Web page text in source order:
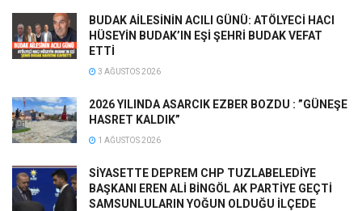
BUDAK AİLESİNİN ACILI GÜNÜ: ATÖLYECİ HACI
HÜSEYİN BUDAK’IN EŞİ ŞEHRİ BUDAK VEFAT
ETTİ
3 AĞUSTOS 2026
2026 YILINDA ASARCIK EZBER BOZDU : ”GÜNEŞE
HASRET KALDIK”
1 AĞUSTOS 2026
SİYASETTE DEPREM CHP TUZLABELEDİYE
BAŞKANI EREN ALİ BİNGÖL AK PARTİYE GEÇTİ
SAMSUNLULARIN YOĞUN OLDUĞU İLÇEDE